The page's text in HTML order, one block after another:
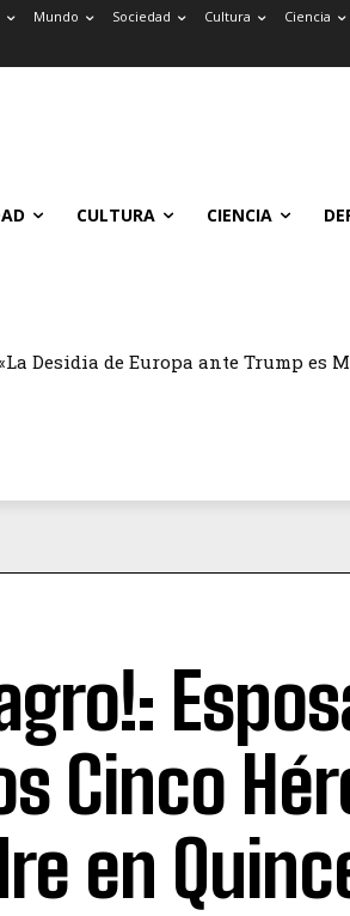
Mundo Sociedad Cultura Ciencia
CULTURA CIENCIA
Desidia de Europa ante Trump es
Cinco
en